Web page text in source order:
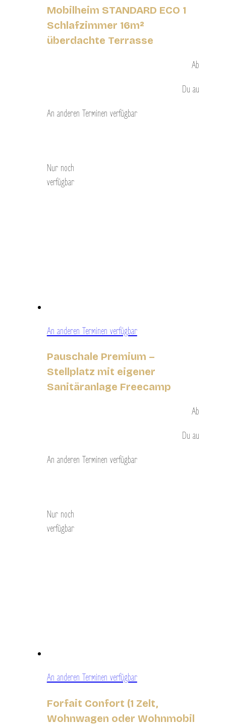
Mobilheim STANDARD ECO 1
Schlafzimmer 16m²
überdachte Terrasse
Ab
Duau
An anderen Terminen verfügbar
Nur noch
verfügbar
An anderen Terminen verfügbar
Pauschale Premium –
Stellplatz mit eigener
Sanitäranlage Freecamp
Ab
Duau
An anderen Terminen verfügbar
Nur noch
verfügbar
An anderen Terminen verfügbar
Forfait Confort (1 Zelt,
Wohnwagen oder Wohnmobil